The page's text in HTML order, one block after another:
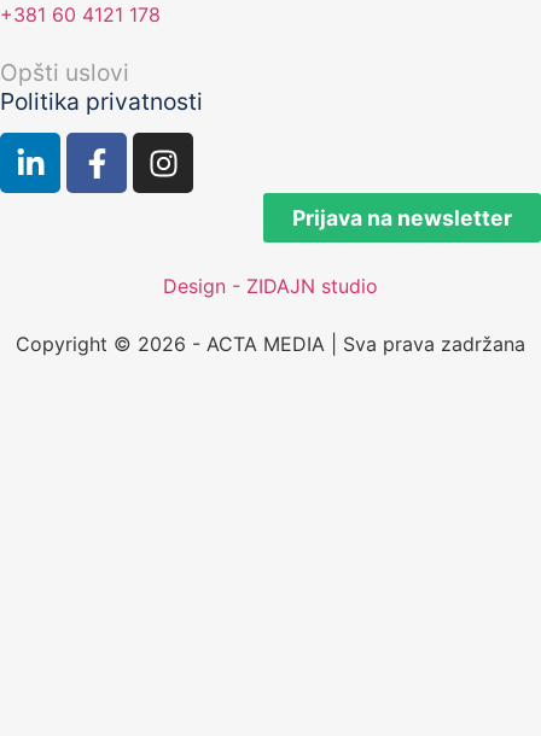
+381 60 4121 178
Opšti uslovi
Politika privatnosti
Prijava na newsletter
Design - ZIDAJN studio
Copyright © 2026 - ACTA MEDIA | Sva prava zadržana